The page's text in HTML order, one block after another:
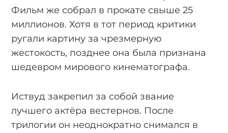
Фильм же собрал в прокате свыше 25
миллионов. Хотя в тот период критики
ругали картину за чрезмерную
жестокость, позднее она была признана
шедевром мирового кинематографа.
Иствуд закрепил за собой звание
лучшего актёра вестернов. После
трилогии он неоднократно снимался в